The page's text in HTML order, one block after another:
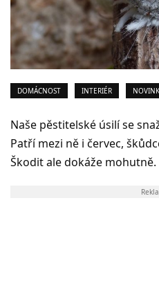
DOMÁCNOST INTERIÉR
Naše pěstitelské úsilí se
Patří mezi ně i červec,
Škodit ale dokáže mohutně.